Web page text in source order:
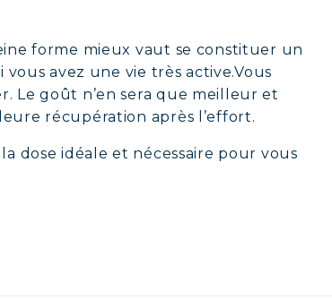
forme mieux vaut se constituer un
avez une vie très active.Vous
Le goût n’en sera que meilleur et
récupération après l’effort.
dose idéale et nécessaire pour vous